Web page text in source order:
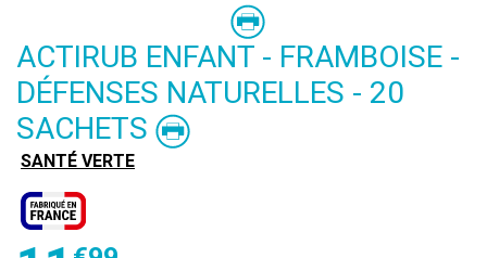
ACTIRUB ENFANT - FRAMBOISE -
DÉFENSES NATURELLES - 20
SACHETS
SANTÉ VERTE